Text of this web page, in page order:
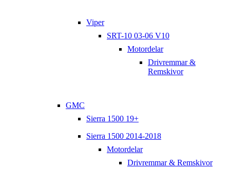
Viper
SRT-10 03-06 V10
Motordelar
Drivremmar &
Remskivor
GMC
Sierra 1500 19+
Sierra 1500 2014-2018
Motordelar
Drivremmar & Remskivor